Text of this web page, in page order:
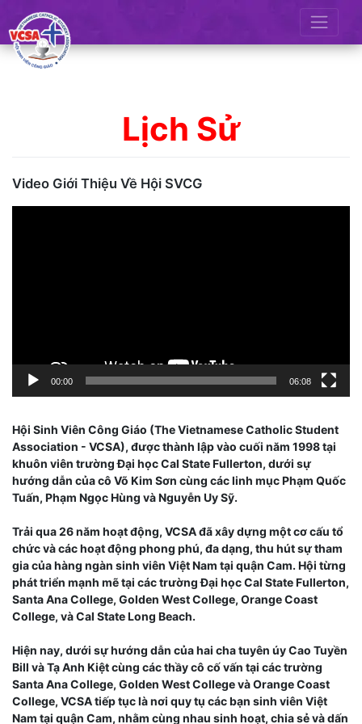
content
Lịch Sử
Video Giới Thiệu Về Hội SVCG
00:00 06:08
Hội Sinh Viên Công Giáo (The Vietnamese Catholic Student
Association - VCSA), được thành lập vào cuối năm 1998 tại
khuôn viên trường Đại học Cal State Fullerton, dưới sự
hướng dẫn của cô Võ Kim Sơn cùng các linh mục Phạm Quốc
Tuấn, Phạm Ngọc Hùng và Nguyễn Uy Sỹ.
Trải qua 26 năm hoạt động, VCSA đã xây dựng một cơ cấu tổ
chức và các hoạt động phong phú, đa dạng, thu hút sự tham
gia của hàng ngàn sinh viên Việt Nam tại quận Cam. Hội từng
phát triển mạnh mẽ tại các trường Đại học Cal State Fullerton,
Santa Ana College, Golden West College, Orange Coast
College, và Cal State Long Beach.
Hiện nay, dưới sự hướng dẫn của hai cha tuyên úy Cao Tuyền
Bill và Tạ Anh Kiệt cùng các thầy cô cố vấn tại các trường
Santa Ana College, Golden West College và Orange Coast
College, VCSA tiếp tục là nơi quy tụ các bạn sinh viên Việt
Nam tại quận Cam, nhằm cùng nhau sinh hoạt, chia sẻ và dấn